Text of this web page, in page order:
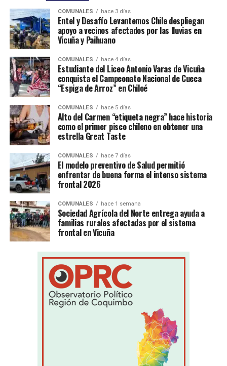
COMUNALES hace 3 días
Entel y Desafío Levantemos Chile despliegan
apoyo a vecinos afectados por las lluvias en
Vicuña y Paihuano
COMUNALES hace 4 días
Estudiante del Liceo Antonio Varas de Vicuña
conquista el Campeonato Nacional de Cueca
“Espiga de Arroz” en Chiloé
COMUNALES hace 5 días
Alto del Carmen “etiqueta negra” hace historia
como el primer pisco chileno en obtener una
estrella Great Taste
COMUNALES hace 7 días
El modelo preventivo de Salud permitió
enfrentar de buena forma el intenso sistema
frontal 2026
COMUNALES hace 1 semana
Sociedad Agrícola del Norte entrega ayuda a
familias rurales afectadas por el sistema
frontal en Vicuña